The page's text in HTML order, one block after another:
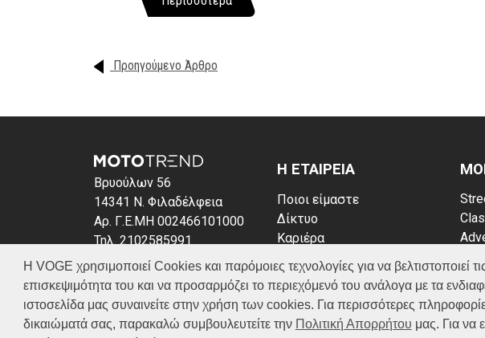
Η VOGE χρησιμοποιεί Cookies και παρόμοιες τεχνολογίες για να βελτιστοποιεί
επισκεψιμότητα του και να προσαρμόζει το περιεχόμενό του ανάλογα με τα
ιστοσελίδα μας συναινείτε στην χρήση των cookies. Για περισσότερες
δικαιώματά σας, παρακαλώ συμβουλευτείτε την Πολιτική Απορρήτου μας. Για να
Προηγούμενο Άρθρο
Βρυούλων 56
14341 Ν. Φιλαδέλφεια
Αρ. Γ.Ε.ΜΗ 002466101000
Τηλ. 2102585991
E-mail: info@voge.gr
Η ΕΤΑΙΡΕΙΑ
Ποιοι είμαστε
Δίκτυο
Καριέρα
Πολιτική απορρήτου
Πολιτική Cookies